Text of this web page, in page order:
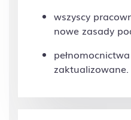
wszyscy
nowe zasady
zaktualizowane.